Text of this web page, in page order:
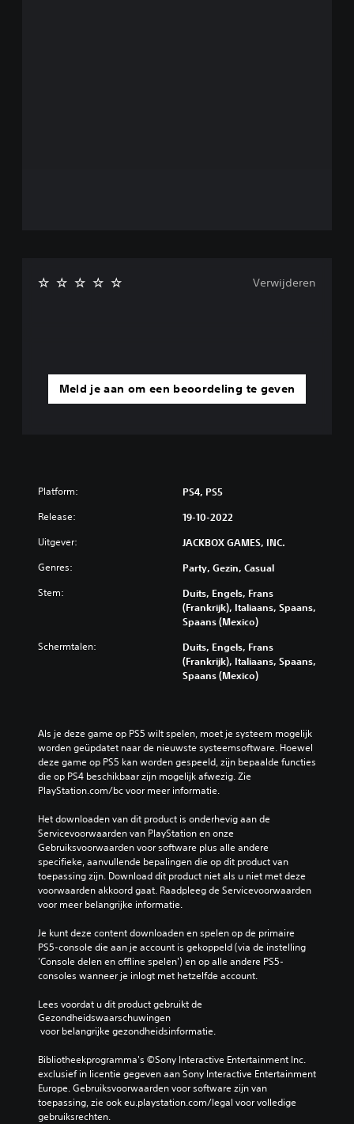
Meld je aan om een beoordeling te geven
Verwijderen
Platform: PS4, PS5
Release: 19-10-2022
Uitgever: JACKBOX GAMES, INC.
Genres: Party, Gezin, Casual
Stem:
Duits, Engels, Frans
(Frankrijk), Italiaans, Spaans,
Spaans (Mexico)
Schermtalen:
Duits, Engels, Frans
(Frankrijk), Italiaans, Spaans,
Spaans (Mexico)
Als je deze game op PS5 wilt spelen, moet je systeem mogelijk
worden geüpdatet naar de nieuwste systeemsoftware. Hoewel
deze game op PS5 kan worden gespeeld, zijn bepaalde functies
die op PS4 beschikbaar zijn mogelijk afwezig. Zie
PlayStation.com/bc voor meer informatie.
Het downloaden van dit product is onderhevig aan de
Servicevoorwaarden van PlayStation en onze
Gebruiksvoorwaarden voor software plus alle andere
specifieke, aanvullende bepalingen die op dit product van
toepassing zijn. Download dit product niet als u niet met deze
voorwaarden akkoord gaat. Raadpleeg de Servicevoorwaarden
voor meer belangrijke informatie.
Je kunt deze content downloaden en spelen op de primaire
PS5-console die aan je account is gekoppeld (via de instelling
'Console delen en offline spelen') en op alle andere PS5-
consoles wanneer je inlogt met hetzelfde account.
Lees voordat u dit product gebruikt de
Gezondheidswaarschuwingen
voor belangrijke gezondheidsinformatie.
Bibliotheekprogramma's ©Sony Interactive Entertainment Inc.
exclusief in licentie gegeven aan Sony Interactive Entertainment
Europe. Gebruiksvoorwaarden voor software zijn van
toepassing, zie ook eu.playstation.com/legal voor volledige
gebruiksrechten.